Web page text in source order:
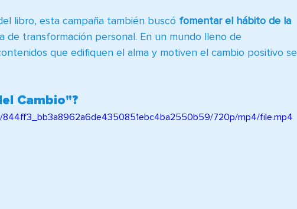
libro, esta campaña también buscó fomentar el hábito de la
de transformación personal. En un mundo lleno de
que edifiquen el alma y motiven el cambio positivo se
Cambio"?
844ff3_bb3a8962a6de4350851ebc4ba2550b59/720p/mp4/file.mp4